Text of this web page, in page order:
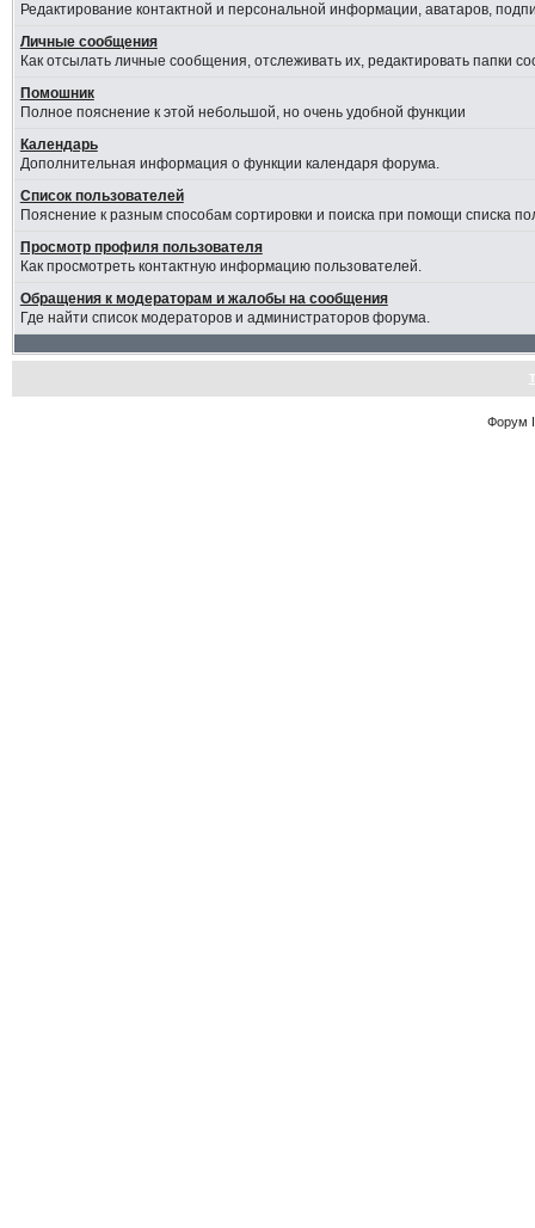
Редактирование контактной и персональной информации, аватаров,
Личные сообщения
Как отсылать личные сообщения, отслеживать их, редактировать папки
Помошник
Полное пояснение к этой небольшой, но очень удобной функции
Календарь
Дополнительная информация о функции календаря форума.
Список пользователей
Пояснение к разным способам сортировки и поиска при помощи списка
Просмотр профиля пользователя
Как просмотреть контактную информацию пользователей.
Обращения к модераторам и жалобы на сообщения
Где найти список модераторов и администраторов форума.
Форум